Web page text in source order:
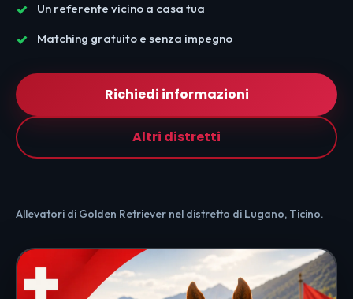
Un referente vicino a casa tua
Matching gratuito e senza impegno
Richiedi informazioni
Altri distretti
Allevatori di Golden Retriever nel distretto di Lugano, Ticino.